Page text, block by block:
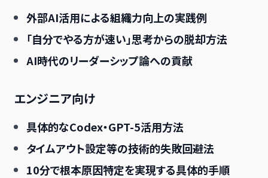
外部AI活用による組織力向上の実践例
「自分でやる方が速い」思考からの脱却方法
AI時代のリーダーシップ論への貢献
エンジニア向け
具体的なCodex・GPT-5活用方法
タイムアウト設定等の技術的失敗回避法
10分で根本原因特定を実現する具体的手順